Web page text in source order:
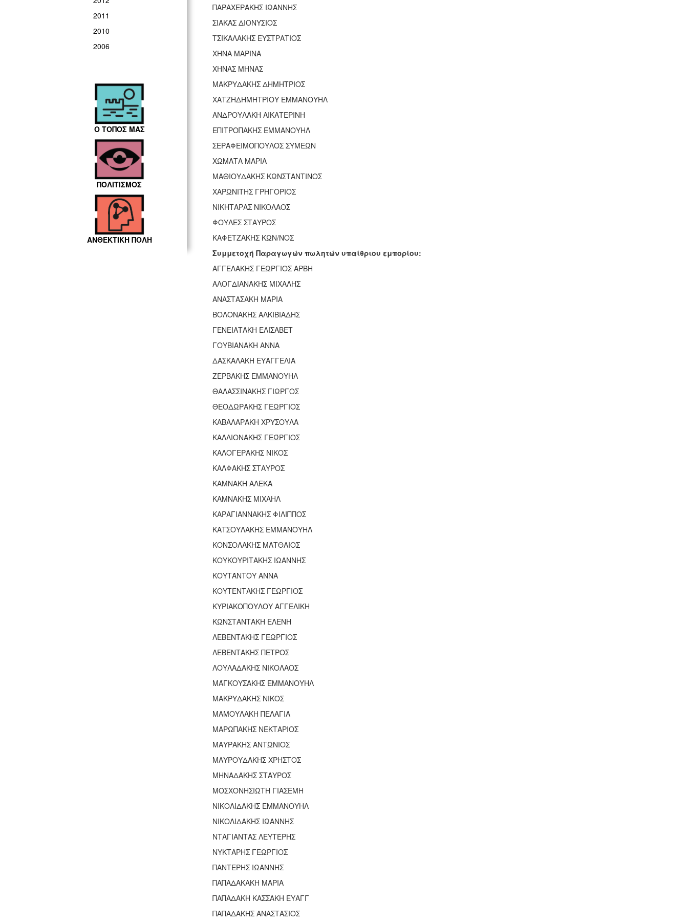
2011
2010
2006
Ο ΤΟΠΟΣ ΜΑΣ
ΠΟΛΙΤΙΣΜΟΣ
ΑΝΘΕΚΤΙΚΗ ΠΟΛΗ
ΠΑΡΑΧΕΡΑΚΗΣ ΙΩΑΝΝΗΣ
ΣΙΑΚΑΣ ΔΙΟΝΥΣΙΟΣ
ΤΣΙΚΑΛΑΚΗΣ ΕΥΣΤΡΑΤΙΟΣ
ΧΗΝΑ ΜΑΡΙΝΑ
ΧΗΝΑΣ ΜΗΝΑΣ
ΜΑΚΡΥΔΑΚΗΣ ΔΗΜΗΤΡΙΟΣ
ΧΑΤΖΗΔΗΜΗΤΡΙΟΥ ΕΜΜΑΝΟΥΗΛ
ΑΝΔΡΟΥΛΑΚΗ ΑΙΚΑΤΕΡΙΝΗ
ΕΠΙΤΡΟΠΑΚΗΣ ΕΜΜΑΝΟΥΗΛ
ΣΕΡΑΦΕΙΜΟΠΟΥΛΟΣ ΣΥΜΕΩΝ
ΧΩΜΑΤΑ ΜΑΡΙΑ
ΜΑΘΙΟΥΔΑΚΗΣ ΚΩΝΣΤΑΝΤΙΝΟΣ
ΧΑΡΩΝΙΤΗΣ ΓΡΗΓΟΡΙΟΣ
ΝΙΚΗΤΑΡΑΣ ΝΙΚΟΛΑΟΣ
ΦΟΥΛΕΣ ΣΤΑΥΡΟΣ
ΚΑΦΕΤΖΑΚΗΣ ΚΩΝ/ΝΟΣ
Συμμετοχή Παραγωγών πωλητών υπαίθριου εμπορίου:
ΑΓΓΕΛΑΚΗΣ ΓΕΩΡΓΙΟΣ ΑΡΒΗ
ΑΛΟΓΔΙΑΝΑΚΗΣ ΜΙΧΑΛΗΣ
ΑΝΑΣΤΑΣΑΚΗ ΜΑΡΙΑ
ΒΟΛΟΝΑΚΗΣ ΑΛΚΙΒΙΑΔΗΣ
ΓΕΝΕΙΑΤΑΚΗ ΕΛΙΣΑΒΕΤ
ΓΟΥΒΙΑΝΑΚΗ ΑΝΝΑ
ΔΑΣΚΑΛΑΚΗ ΕΥΑΓΓΕΛΙΑ
ΖΕΡΒΑΚΗΣ ΕΜΜΑΝΟΥΗΛ
ΘΑΛΑΣΣΙΝΑΚΗΣ ΓΙΩΡΓΟΣ
ΘΕΟΔΩΡΑΚΗΣ ΓΕΩΡΓΙΟΣ
ΚΑΒΑΛΑΡΑΚΗ ΧΡΥΣΟΥΛΑ
ΚΑΛΛΙΟΝΑΚΗΣ ΓΕΏΡΓΙΟΣ
ΚΑΛΟΓΕΡΑΚΗΣ ΝΙΚΟΣ
ΚΑΛΦΑΚΗΣ ΣΤΑΥΡΟΣ
ΚΑΜΝΑΚΗ ΑΛΕΚΑ
ΚΑΜΝΑΚΗΣ ΜΙΧΑΗΛ
ΚΑΡΑΓΙΑΝΝΑΚΗΣ ΦΙΛΙΠΠΟΣ
ΚΑΤΣΟΥΛΑΚΗΣ ΕΜΜΑΝΟΥΗΛ
ΚΟΝΣΟΛΑΚΗΣ ΜΑΤΘΑΙΟΣ
ΚΟΥΚΟΥΡΙΤΑΚΗΣ ΙΩΑΝΝΗΣ
ΚΟΥΤΆΝΤΟΥ ΑΝΝΑ
ΚΟΥΤΕΝΤΑΚΗΣ ΓΕΩΡΓΙΟΣ
ΚΥΡΙΑΚΟΠΟΥΛΟΥ ΑΓΓΕΛΙΚΗ
ΚΩΝΣΤΑΝΤΑΚΗ ΕΛΕΝΗ
ΛΕΒΕΝΤΑΚΗΣ ΓΕΩΡΓΙΟΣ
ΛΕΒΕΝΤΑΚΗΣ ΠΕΤΡΟΣ
ΛΟΥΛΑΔΑΚΗΣ ΝΙΚΟΛΑΟΣ
ΜΆΓΚΟΥΣΑΚΗΣ ΕΜΜΑΝΟΥΗΛ
ΜΑΚΡΥΔΑΚΗΣ ΝΙΚΟΣ
ΜΑΜΟΥΛΑΚΗ ΠΕΛΑΓΙΑ
ΜΑΡΩΠΑΚΗΣ ΝΕΚΤΑΡΙΟΣ
ΜΑΥΡΑΚΗΣ ΑΝΤΩΝΙΟΣ
ΜΑΥΡΟΥΔΑΚΗΣ ΧΡΗΣΤΟΣ
ΜΗΝΑΔΑΚΗΣ ΣΤΑΥΡΟΣ
ΜΟΣΧΟΝΗΣΙΩΤΗ ΓΙΑΣΕΜΗ
ΝΙΚΟΛΙΔΑΚΗΣ ΕΜΜΑΝΟΥΗΛ
ΝΙΚΟΛΙΔΑΚΗΣ ΙΩΑΝΝΗΣ
ΝΤΑΓΙΑΝΤΑΣ ΛΕΥΤΈΡΗΣ
ΝΥΚΤΑΡΗΣ ΓΕΩΡΓΙΟΣ
ΠΑΝΤΕΡΗΣ ΙΩΑΝΝΗΣ
ΠΑΠΑΔΑΚΑΚΗ ΜΑΡΙΑ
ΠΑΠΑΔΑΚΗ ΚΑΣΣΑΚΗ ΕΥΑΓΓ
ΠΑΠΑΔΑΚΗΣ ΑΝΑΣΤΑΣΙΟΣ